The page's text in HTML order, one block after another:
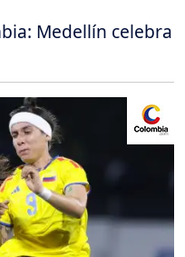
Medellín celebra